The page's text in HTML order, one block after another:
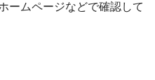
ームページなどで確認して